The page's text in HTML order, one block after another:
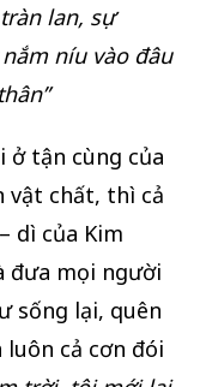
lan, sự
níu vào đâu
ở tận cùng của
vật chất, thì cả
dì của Kim
đưa mọi người
sống lại, quên
luôn cả cơn đói